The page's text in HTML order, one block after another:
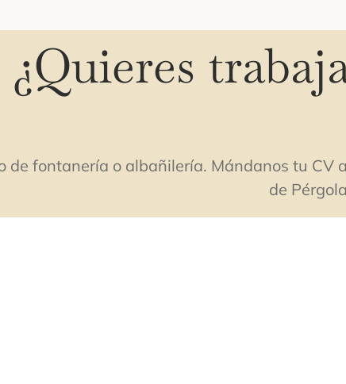
¿Quieres
de fontanería o albañilería. Mándanos tu CV a
de